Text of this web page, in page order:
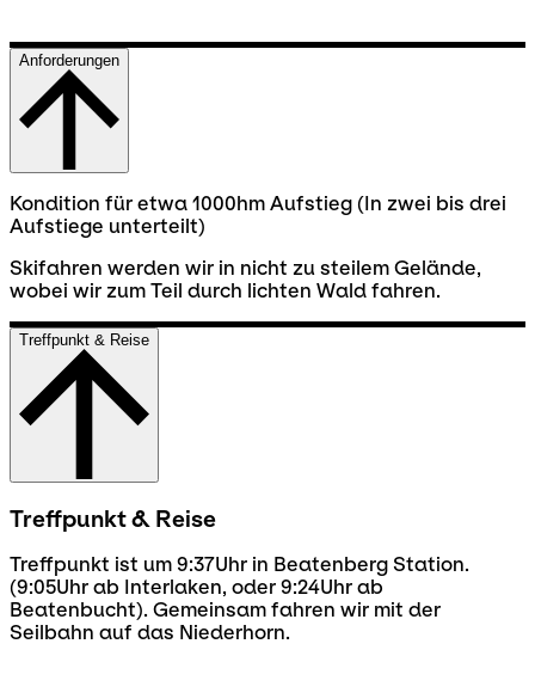
Anforderungen
Kondition für etwa 1000hm Aufstieg (In zwei bis drei
Aufstiege unterteilt)
Skifahren werden wir in nicht zu steilem Gelände,
wobei wir zum Teil durch lichten Wald fahren.
Treffpunkt & Reise
Treffpunkt & Reise
Treffpunkt ist um 9:37Uhr in Beatenberg Station.
(9:05Uhr ab Interlaken, oder 9:24Uhr ab
Beatenbucht). Gemeinsam fahren wir mit der
Seilbahn auf das Niederhorn.